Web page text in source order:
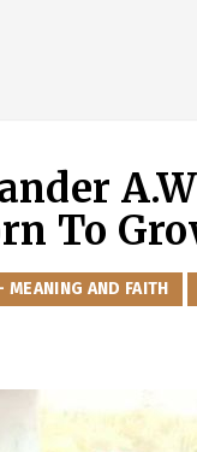
To
MEANING AND FAITH